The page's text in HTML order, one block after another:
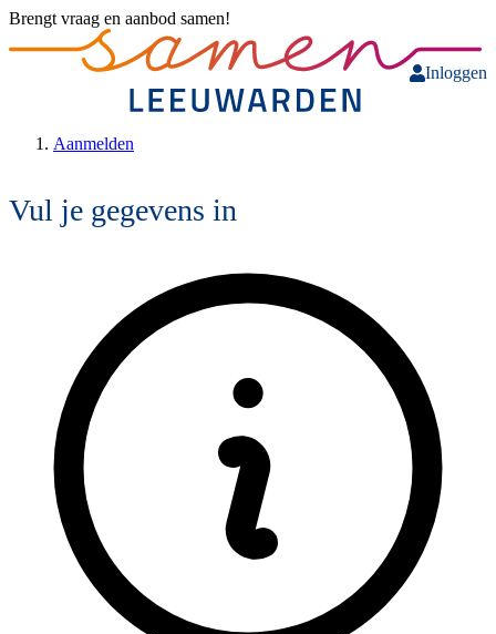
Brengt vraag en aanbod samen!
Inloggen
Aanmelden
Vul je gegevens in